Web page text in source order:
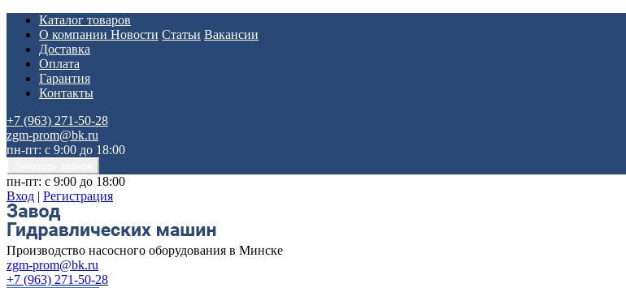
Каталог товаров
О компании Новости Статьи Вакансии
Доставка
Оплата
Гарантия
Контакты
+7 (963) 271-50-28
zgm-prom@bk.ru
пн-пт: с 9:00 до 18:00
пн-пт: с 9:00 до 18:00
Вход | Регистрация
Производство насосного оборудования в Минске
zgm-prom@bk.ru
+7 (963) 271-50-28